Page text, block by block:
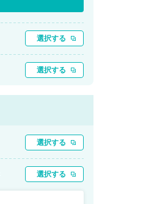
選択する
選択する
選択する
選択する